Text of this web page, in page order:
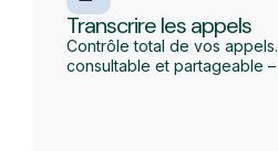
Transcrire les appels
Contrôle total de vos
consultable et partageable –